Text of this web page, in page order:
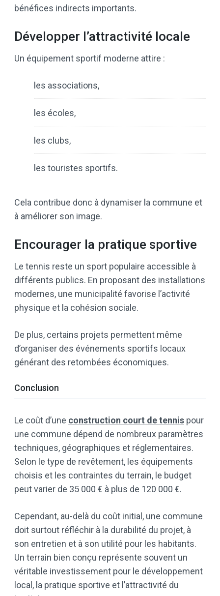
bénéfices indirects importants.
Développer l’attractivité locale
Un équipement sportif moderne attire :
les associations,
les écoles,
les clubs,
les touristes sportifs.
Cela contribue donc à dynamiser la commune et
à améliorer son image.
Encourager la pratique sportive
Le tennis reste un sport populaire accessible à
différents publics. En proposant des installations
modernes, une municipalité favorise l’activité
physique et la cohésion sociale.
De plus, certains projets permettent même
d’organiser des événements sportifs locaux
générant des retombées économiques.
Conclusion
Le coût d’une construction court de tennis pour
une commune dépend de nombreux paramètres
techniques, géographiques et réglementaires.
Selon le type de revêtement, les équipements
choisis et les contraintes du terrain, le budget
peut varier de 35 000 € à plus de 120 000 €.
Cependant, au-delà du coût initial, une commune
doit surtout réfléchir à la durabilité du projet, à
son entretien et à son utilité pour les habitants.
Un terrain bien conçu représente souvent un
véritable investissement pour le développement
local, la pratique sportive et l’attractivité du